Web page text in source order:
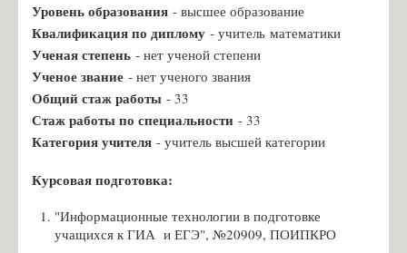
Григорьева Г.И., учитель русского языка
Иванова С.А., учитель русского языка
Новик Ю.Ю., учитель русского языка
Удальцова М.Д., учитель русского языка
Криворученко Д.А., учитель истории
Тиханова С.С., учитель биологии
Исакова О.Ю., учитель математики
Уровень образования - высшее образование
Квалификация по диплому - учитель математики
Ученая степень - нет ученой степени
Ученое звание - нет ученого звания
Общий стаж работы - 33
Стаж работы по специальности - 33
Категория учителя - учитель высшей категории
Курсовая подготовка:
"Информационные технологии в подготовке
учащихся к ГИА и ЕГЭ", №20909, ПОИПКРО